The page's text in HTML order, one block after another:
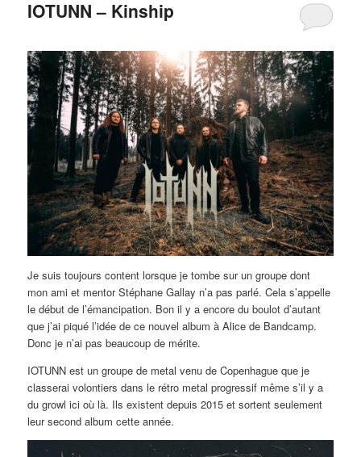
IOTUNN – Kinship
Je suis toujours content lorsque je tombe sur un groupe dont
mon ami et mentor Stéphane Gallay n’a pas parlé. Cela s’appelle
le début de l’émancipation. Bon il y a encore du boulot d’autant
que j’ai piqué l’idée de ce nouvel album à Alice de Bandcamp.
Donc je n’ai pas beaucoup de mérite.
IOTUNN est un groupe de metal venu de Copenhague que je
classerai volontiers dans le rétro metal progressif même s’il y a
du growl ici où là. Ils existent depuis 2015 et sortent seulement
leur second album cette année.